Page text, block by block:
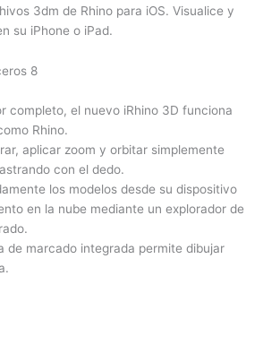
3dm de Rhino para iOS. Visualice y
su iPhone o iPad.
completo, el nuevo iRhino 3D funciona
Rhino.
aplicar zoom y orbitar simplemente
con el dedo.
los modelos desde su dispositivo
en la nube mediante un explorador de
de marcado integrada permite dibujar